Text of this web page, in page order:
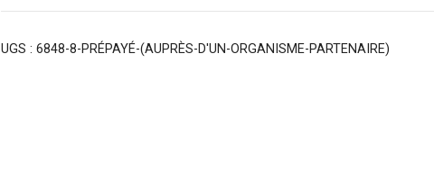
UGS :6848-8-PRÉPAYÉ-(AUPRÈS-D'UN-ORGANISME-PARTENAIRE)